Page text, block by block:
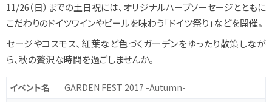
11/26（日）までの土日祝には、オリジナルハーブソーセージとともに
こだわりのドイツワインやビールを味わう「ドイツ祭り」などを開催。
セージやコスモス、紅葉など色づくガーデンをゆったり散策しなが
ら、秋の贅沢な時間を過ごしませんか。
イベント名
GARDEN FEST 2017 -Autumn-